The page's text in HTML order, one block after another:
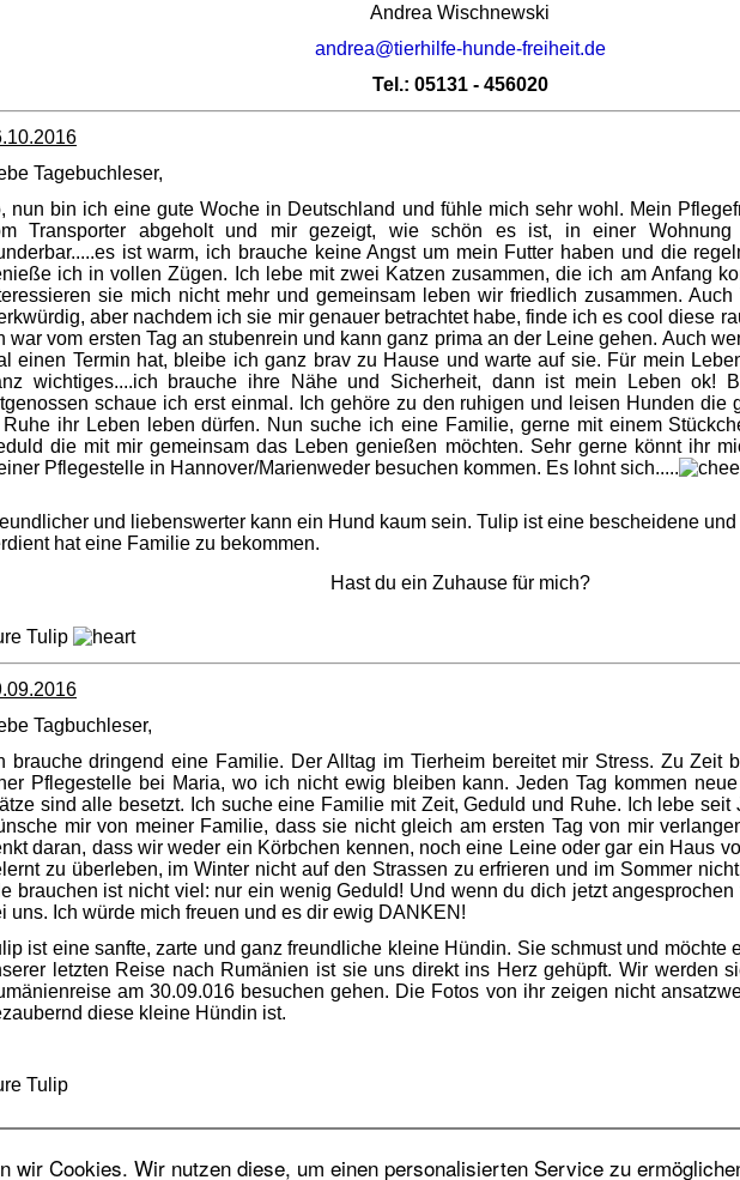
wir Cookies. Wir nutzen diese, um einen personalisierten Service zu
Andrea Wischnewski
andrea@tierhilfe-hunde-freiheit.de
Tel.: 05131 - 456020
Tagebuchleser,
nun bin ich eine gute Woche in Deutschland und fühle mich sehr wohl. Mein
Transporter abgeholt und mir gezeigt, wie schön es ist, in einer
ist warm, ich brauche keine Angst um mein Futter haben und die
ich in vollen Zügen. Ich lebe mit zwei Katzen zusammen, die ich am Anfang
sie mich nicht mehr und gemeinsam leben wir friedlich zusammen. Auch
aber nachdem ich sie mir genauer betrachtet habe, finde ich es cool diese
war vom ersten Tag an stubenrein und kann ganz prima an der Leine gehen. Auch
einen Termin hat, bleibe ich ganz brav zu Hause und warte auf sie. Für mein
wichtiges....ich brauche ihre Nähe und Sicherheit, dann ist mein Leben ok!
schaue ich erst einmal. Ich gehöre zu den ruhigen und leisen Hunden die
ihr Leben leben dürfen. Nun suche ich eine Familie, gerne mit einem
die mit mir gemeinsam das Leben genießen möchten. Sehr gerne könnt ihr
Pflegestelle in Hannover/Marienweder besuchen kommen. Es lohnt sich.....
und liebenswerter kann ein Hund kaum sein. Tulip ist eine bescheidene
hat eine Familie zu bekommen.
Hast du ein Zuhause für mich?
Tulip
Tagbuchleser,
brauche dringend eine Familie. Der Alltag im Tierheim bereitet mir Stress. Zu Zeit
Pflegestelle bei Maria, wo ich nicht ewig bleiben kann. Jeden Tag kommen
sind alle besetzt. Ich suche eine Familie mit Zeit, Geduld und Ruhe. Ich lebe seit
mir von meiner Familie, dass sie nicht gleich am ersten Tag von mir
daran, dass wir weder ein Körbchen kennen, noch eine Leine oder gar ein Haus
zu überleben, im Winter nicht auf den Strassen zu erfrieren und im Sommer
brauchen ist nicht viel: nur ein wenig Geduld! Und wenn du dich jetzt
uns. Ich würde mich freuen und es dir ewig DANKEN!
ist eine sanfte, zarte und ganz freundliche kleine Hündin. Sie schmust und möchte
letzten Reise nach Rumänien ist sie uns direkt ins Herz gehüpft. Wir werden
am 30.09.016 besuchen gehen. Die Fotos von ihr zeigen nicht
diese kleine Hündin ist.
Tulip